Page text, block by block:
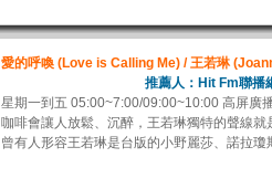
愛的呼喚 (Love is Calling Me) / 王若琳
推薦人：Hit Fm聯播
星期一到五 05:00~7:00/09:00~10:00 高屏廣
咖啡會讓人放鬆、沉醉，王若琳獨特的聲線就
曾有人形容王若琳是台版的小野麗莎、諾拉瓊